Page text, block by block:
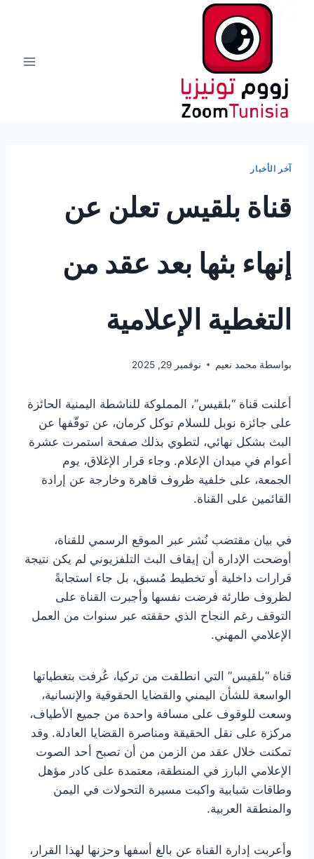
آخر الأخبار
قناة بلقيس تعلن عن
إنهاء بثها بعد عقد من
التغطية الإعلامية
بواسطة محمد نعيم نوفمبر 29, 2025
أعلنت قناة “بلقيس”، المملوكة للناشطة اليمنية الحائزة
على جائزة نوبل للسلام توكل كرمان، عن توقّفها عن
البث بشكل نهائي، لتطوي بذلك صفحة استمرت عشرة
أعوام في ميدان الإعلام. وجاء قرار الإغلاق، يوم
الجمعة، على خلفية ظروف قاهرة وخارجة عن إرادة
القائمين على القناة.
في بيان مقتضب نُشر عبر الموقع الرسمي للقناة،
أوضحت الإدارة أن إيقاف البث التلفزيوني لم يكن نتيجة
قرارات داخلية أو تخطيط مُسبق، بل جاء استجابةً
لظروف طارئة فرضت نفسها وأجبرت القناة على
التوقف رغم النجاح الذي حققته عبر سنوات من العمل
الإعلامي المهني.
قناة “بلقيس” التي انطلقت من تركيا، عُرفت بتغطياتها
الواسعة للشأن اليمني والقضايا الحقوقية والإنسانية،
وسعت للوقوف على مسافة واحدة من جميع الأطياف،
مركزة على نقل الحقيقة ومناصرة القضايا العادلة. وقد
تمكنت خلال عقد من الزمن من أن تصبح أحد الصوت
الإعلامي البارز في المنطقة، معتمدة على كادر مؤهل
وطاقات شبابية واكبت مسيرة التحولات في اليمن
والمنطقة العربية.
وأعربت إدارة القناة عن بالغ أسفها وحزنها لهذا القرار،